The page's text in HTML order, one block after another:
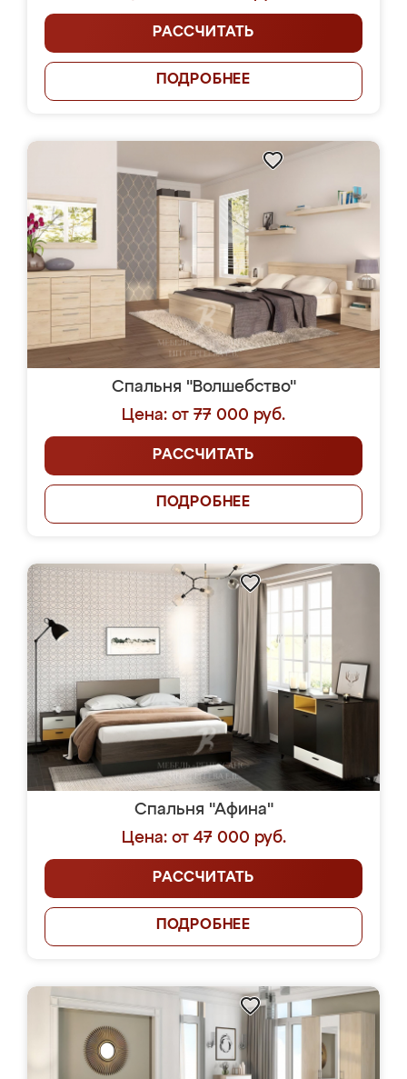
РАССЧИТАТЬ
ПОДРОБНЕЕ
Спальня "Волшебство"
Цена: от 77 000 руб.
РАССЧИТАТЬ
ПОДРОБНЕЕ
Спальня "Афина"
Цена: от 47 000 руб.
РАССЧИТАТЬ
ПОДРОБНЕЕ